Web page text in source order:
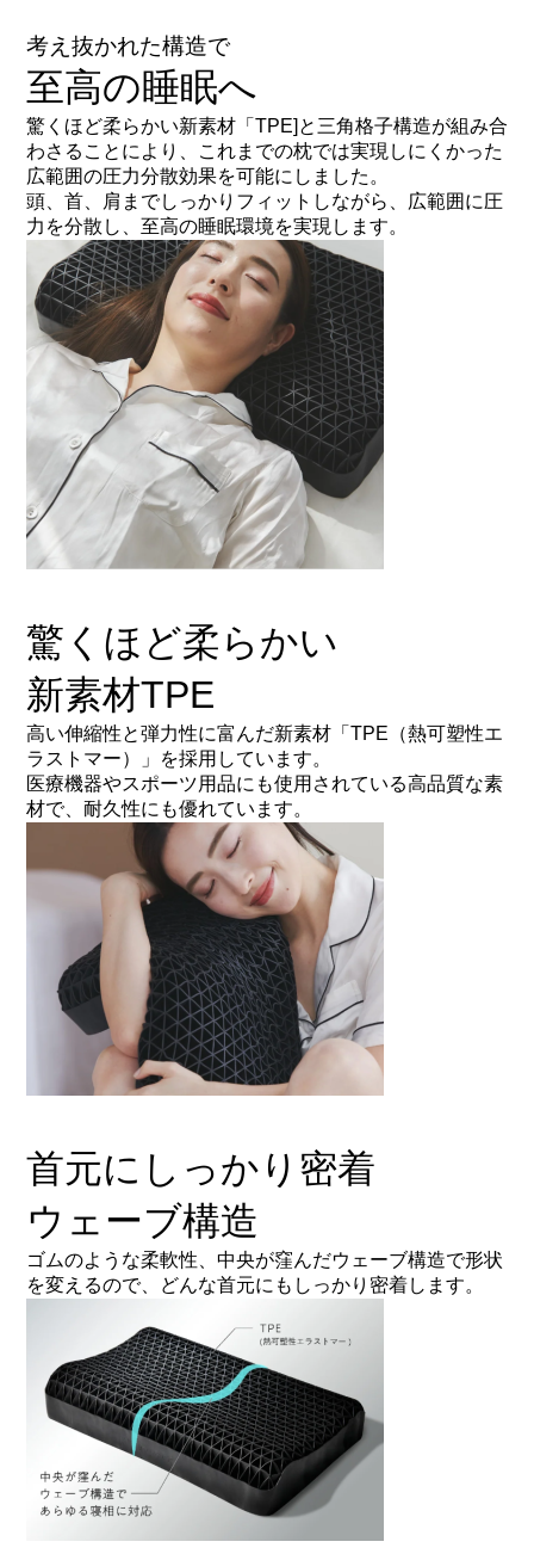
考え抜かれた構造で
至高の睡眠へ
驚くほど柔らかい新素材「TPE]と三角格子構造が組み合
わさることにより、これまでの枕では実現しにくかった
広範囲の圧力分散効果を可能にしました。
頭、首、肩までしっかりフィットしながら、広範囲に圧
力を分散し、至高の睡眠環境を実現します。
驚くほど柔らかい
新素材TPE
高い伸縮性と弾力性に富んだ新素材「TPE（熱可塑性エ
ラストマー）」を採用しています。
医療機器やスポーツ用品にも使用されている高品質な素
材で、耐久性にも優れています。
首元にしっかり密着
ウェーブ構造
ゴムのような柔軟性、中央が窪んだウェーブ構造で形状
を変えるので、どんな首元にもしっかり密着します。